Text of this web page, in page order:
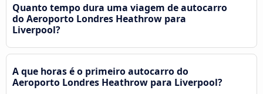
Quanto tempo dura uma viagem de autocarro
do Aeroporto Londres Heathrow para
Liverpool?
A que horas é o primeiro autocarro do
Aeroporto Londres Heathrow para Liverpool?